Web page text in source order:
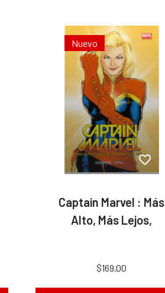
Nuevo
Captain Marvel : Más
Alto, Más Lejos,
$169.00